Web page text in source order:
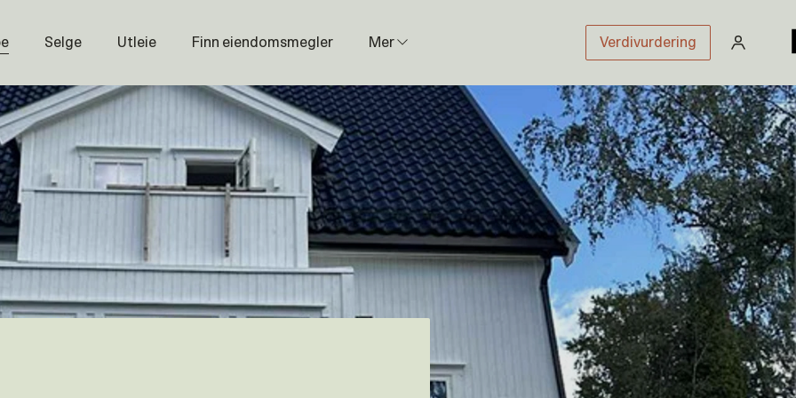
Selge Utleie Finn eiendomsmegler Mer
Prisstatistikk
Næring
Nybygg
Magasin
Om oss
Åpenhetsloven
Karriere
Verdivurdering